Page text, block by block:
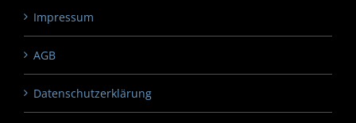
Impressum
AGB
Datenschutzerklärung